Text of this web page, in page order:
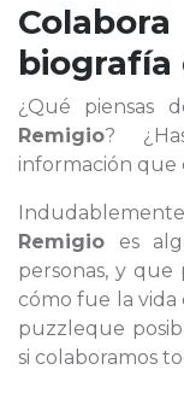
biografía
¿Qué piensas
Remigio?
información que
Remigio es
personas, y
cómo fue la vida
puzzleque
si colaboramos